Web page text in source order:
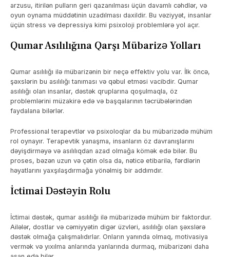
arzusu, itirilən pulların geri qazanılması üçün davamlı cəhdlər, və
oyun oynama müddətinin uzadılması daxildir. Bu vəziyyət, insanlar
üçün stress və depressiya kimi psixoloji problemlərə yol açır.
Qumar Asılılığına Qarşı Mübarizə Yolları
Qumar asılılığı ilə mübarizənin bir neçə effektiv yolu var. İlk öncə,
şəxslərin bu asılılığı tanıması və qəbul etməsi vacibdir. Qumar
asılılığı olan insanlar, dəstək qruplarına qoşulmaqla, öz
problemlərini müzakirə edə və başqalarının təcrübələrindən
faydalana bilərlər.
Professional terapevtlər və psixoloqlar da bu mübarizədə mühüm
rol oynayır. Terapevtik yanaşma, insanların öz davranışlarını
dəyişdirməyə və asılılıqdan azad olmağa kömək edə bilər. Bu
proses, bəzən uzun və çətin olsa da, nəticə etibarilə, fərdlərin
həyatlarını yaxşılaşdırmağa yönəlmiş bir addımdır.
İctimai Dəstəyin Rolu
İctimai dəstək, qumar asılılığı ilə mübarizədə mühüm bir faktordur.
Ailələr, dostlar və cəmiyyətin digər üzvləri, asılılığı olan şəxslərə
dəstək olmağa çalışmalıdırlar. Onların yanında olmaq, motivasiya
vermək və yıxılma anlarında yanlarında durmaq, mübarizəni daha